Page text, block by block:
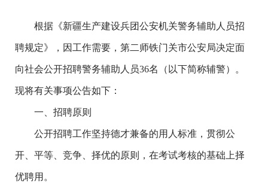
根据《新疆生产建设兵团公安机关警务辅助人员招
聘规定》，因工作需要，第二师铁门关市公安局决定面
向社会公开招聘警务辅助人员36名（以下简称辅警）。
现将有关事项公告如下：
一、招聘原则
公开招聘工作坚持德才兼备的用人标准，贯彻公
开、平等、竞争、择优的原则，在考试考核的基础上择
优聘用。